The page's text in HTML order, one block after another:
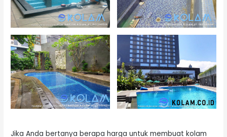
Jika Anda bertanya berapa harga untuk membuat kolam